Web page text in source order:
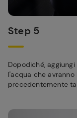
Step 5
Dopodiché,
l'acqua che
precedentemente